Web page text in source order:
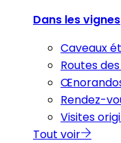
Dans les vignes
Caveaux
Routes
Rendez-
Visites
Tout voir